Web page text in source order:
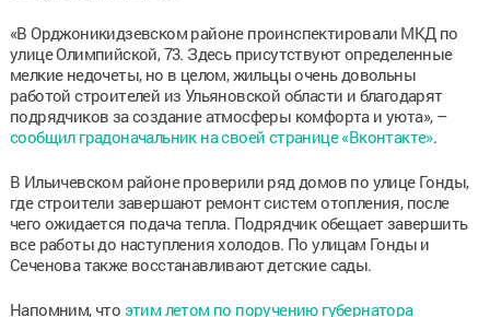
«В Орджоникидзевском районе проинспектировали МКД по
улице Олимпийской, 73. Здесь присутствуют определенные
мелкие недочеты, но в целом, жильцы очень довольны
работой строителей из Ульяновской области и благодарят
подрядчиков за создание атмосферы комфорта и уюта», –
сообщил градоначальник на своей странице «Вконтакте».
В Ильичевском районе проверили ряд домов по улице Гонды,
где строители завершают ремонт систем отопления, после
чего ожидается подача тепла. Подрядчик обещает завершить
все работы до наступления холодов. По улицам Гонды и
Сеченова также восстанавливают детские сады.
Напомним, что этим летом по поручению губернатора